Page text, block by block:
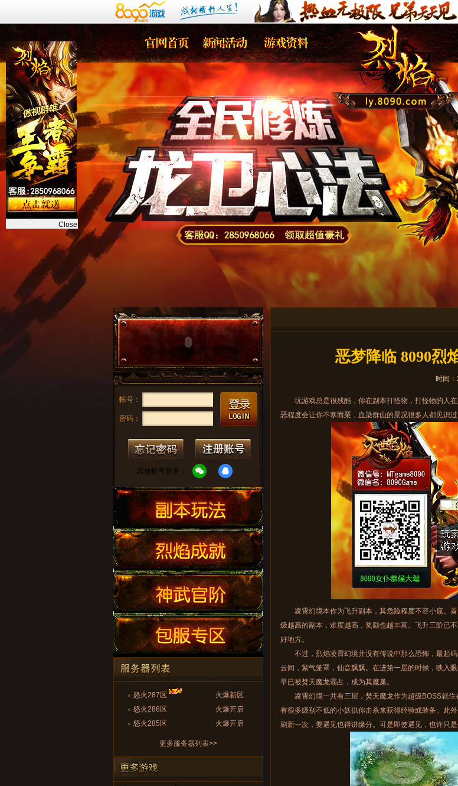
Close
帐号：
密码：
其他帐号登录：
火爆新区
怒火287区
火爆开启
怒火286区
火爆开启
怒火285区
更多服务器列表>>
恶梦降临 8090烈
时间
玩游戏总是很残酷，你在副本打怪物，打怪物的人
恶程度会让你不寒而栗，血染群山的景况很多人都见识
凌霄幻境本作为飞升副本，其危险程度不容小窥。首
级越高的副本，难度越高，奖励也越丰富。飞升三阶已
好地方。
不过，烈焰凌霄幻境并没有传说中那么恐怖，最起码
云间，紫气笼罩，仙音飘飘。在进第一层的时候，映入
早已被焚天魔龙霸占，成为其魔巢。
凌霄幻境一共有三层，焚天魔龙作为超级BOSS就住
有很多级别不低的小妖供你击杀来获得经验或装备。此
刷新一次，要遇见也得讲缘分。可是即使遇见，也许只是